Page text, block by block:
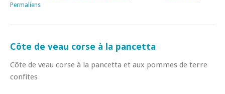
Permaliens
Côte de veau corse à la pancetta
Côte de veau corse à la pancetta et aux pommes de terre
confites